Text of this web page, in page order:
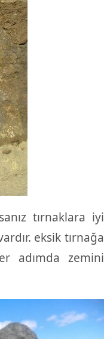
tırnaklara iyi
eksik tırnağa
adımda zemini